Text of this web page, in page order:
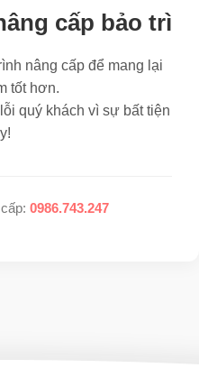
cấp bảo trì
nâng cấp để mang lại
tốt hơn.
quý khách vì sự bất tiện
0986.743.247